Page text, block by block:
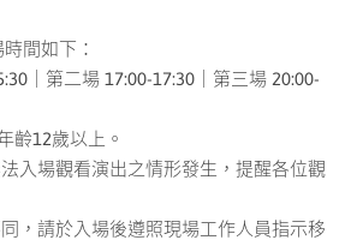
間如下：
｜第二場 17:00-17:30｜第三場 20:00-
齡12歲以上。
入場觀看演出之情形發生，提醒各位觀
，請於入場後遵照現場工作人員指示移